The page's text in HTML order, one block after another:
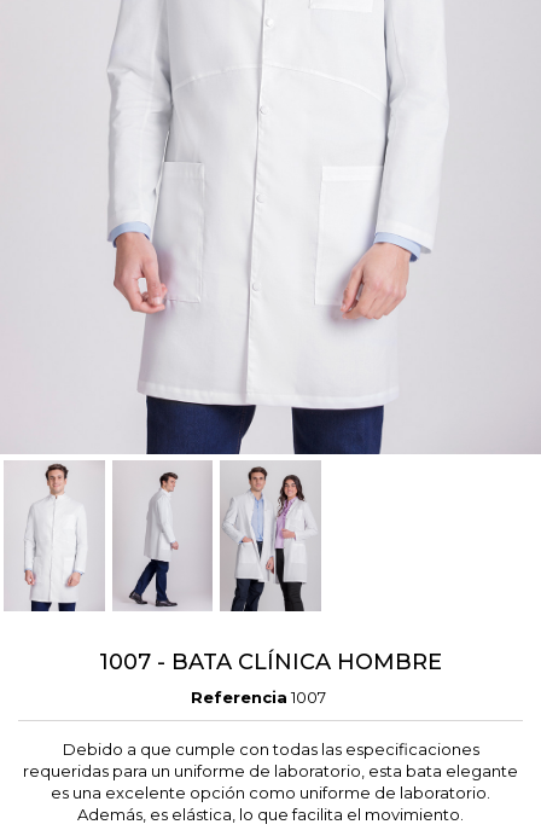
1007 - BATA CLÍNICA HOMBRE
Referencia 1007
Debido a que cumple con todas las especificaciones
requeridas para un uniforme de laboratorio, esta bata elegante
es una excelente opción como uniforme de laboratorio.
Además, es elástica, lo que facilita el movimiento.
Cancelar Crear lista de Favoritos
Cancelar Iniciar sesión